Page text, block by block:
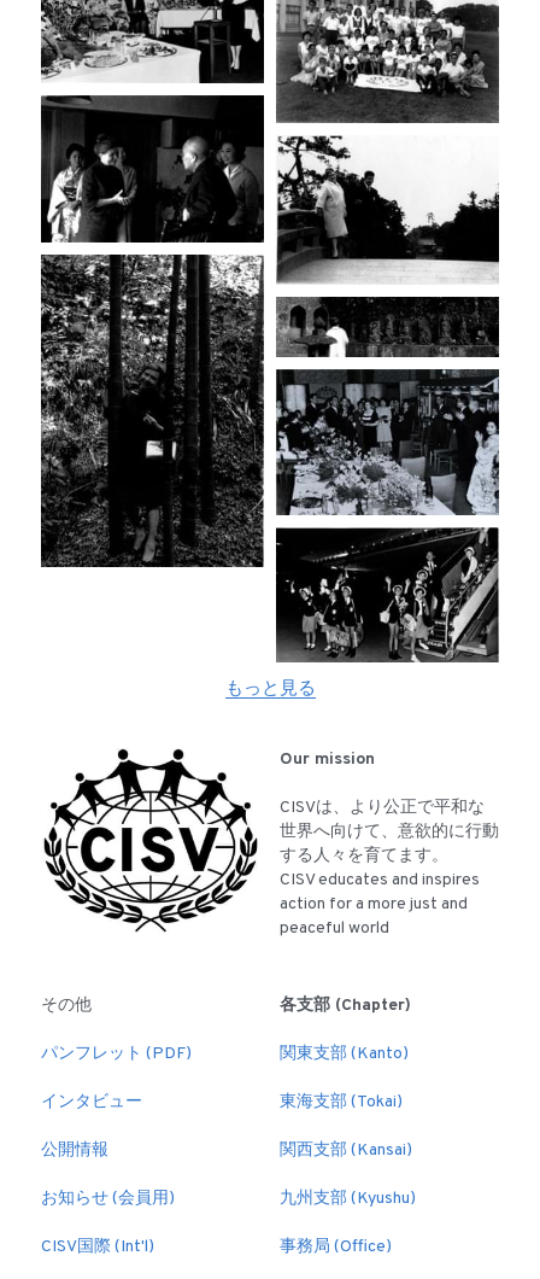
もっと見る
Our mission
CISVは、より公正で平和な
世界へ向けて、意欲的に行動
する人々を育てます。
CISV educates and inspires
action for a more just and
peaceful world
その他
パンフレット (PDF)
インタビュー
公開情報
お知らせ (会員用)
CISV国際 (Int'l)
各支部 (Chapter)
関東支部 (Kanto)
東海支部 (Tokai)
関西支部 (Kansai)
九州支部 (Kyushu)
事務局 (Office)